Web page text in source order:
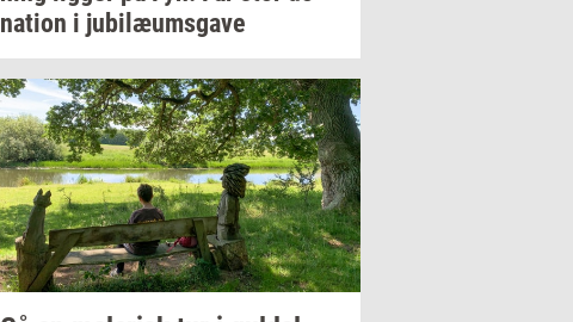
na­tion i ju­bilæums­ga­ve